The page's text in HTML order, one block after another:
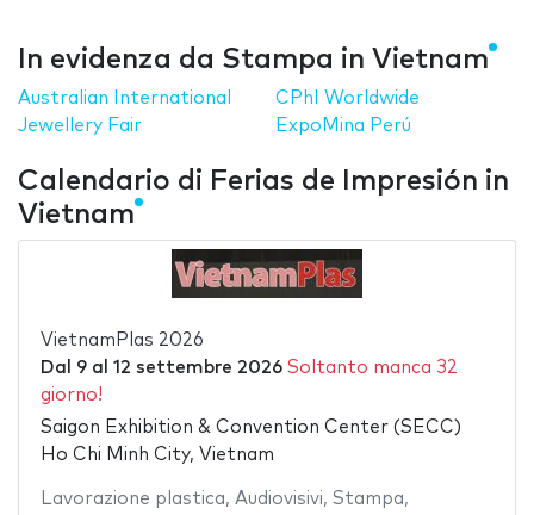
In evidenza da Stampa in Vietnam
Australian International
Jewellery Fair
CPhI Worldwide
ExpoMina Perú
Calendario di Ferias de Impresión in
Vietnam
VietnamPlas 2026
Dal 9al 12 settembre 2026 Soltanto manca 32
giorno!
Saigon Exhibition & Convention Center (SECC)
Ho Chi Minh City, Vietnam
Lavorazione plastica, Audiovisivi, Stampa,